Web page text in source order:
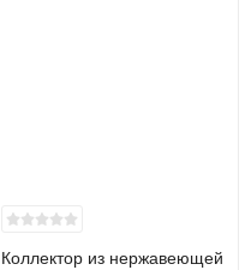
Коллектор из нержавеющей